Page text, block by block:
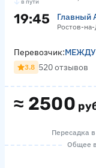
19:45 Главный
Ростов-
≈ 2500
Перевозчик:
3.8 520 отзывов
Пересадка
Общее